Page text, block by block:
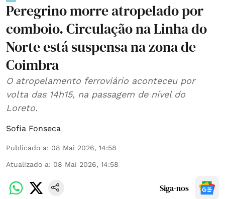
Peregrino morre atropelado por
comboio. Circulação na Linha do
Norte está suspensa na zona de
Coimbra
O atropelamento ferroviário aconteceu por
volta das 14h15, na passagem de nível do
Loreto.
Sofia Fonseca
Publicado a: 08 Mai 2026, 14:58
Atualizado a: 08 Mai 2026, 14:58
Siga-nos